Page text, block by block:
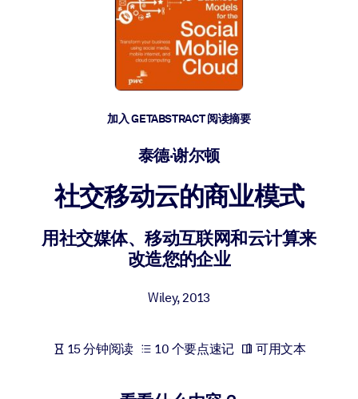
让团队更轻松地共同学习、解决实际问题并更快采取行动。
培养您的员工应对未来挑战所需的技能。
按系统
面向 LMS/LXP
将简短且经过验证的知识引入您的 LMS/LXP，以获得更强的学习效
面向人工智能系统
加入 GETABSTRACT 阅读摘要
泰德·谢尔顿
社交移动云的商业模式
用社交媒体、移动互联网和云计算来
改造您的企业
Wiley,2013
15 分钟阅读 10 个要点速记 可用文本